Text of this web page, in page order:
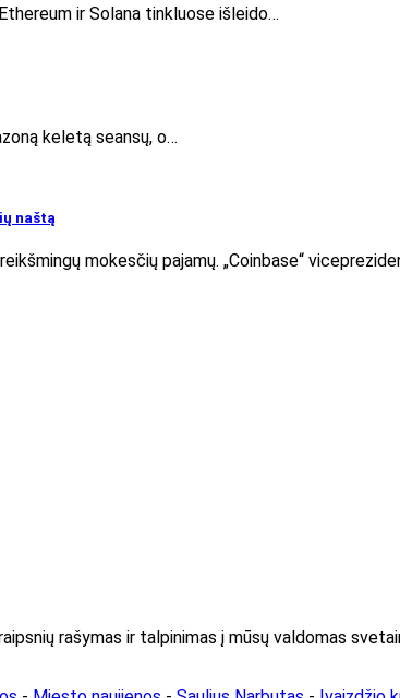
ir Solana tinkluose išleido…
keletą seansų, o…
naštą
mokesčių pajamų. „Coinbase“
rašymas ir talpinimas į mūsų valdomas